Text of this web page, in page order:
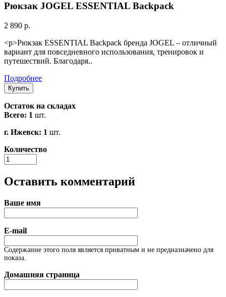
Рюкзак JOGEL ESSENTIAL Backpack
2 890 р.
<p>Рюкзак ESSENTIAL Backpack бренда JOGEL – отличный
вариант для повседневного использования, тренировок и
путешествий. Благодаря..
Подробнее
Остаток на складах
Всего: 1 шт.
г. Ижевск: 1 шт.
Количество
Оставить комментарий
Ваше имя
E-mail
Содержание этого поля является приватным и не предназначено для
показа.
Домашняя страница